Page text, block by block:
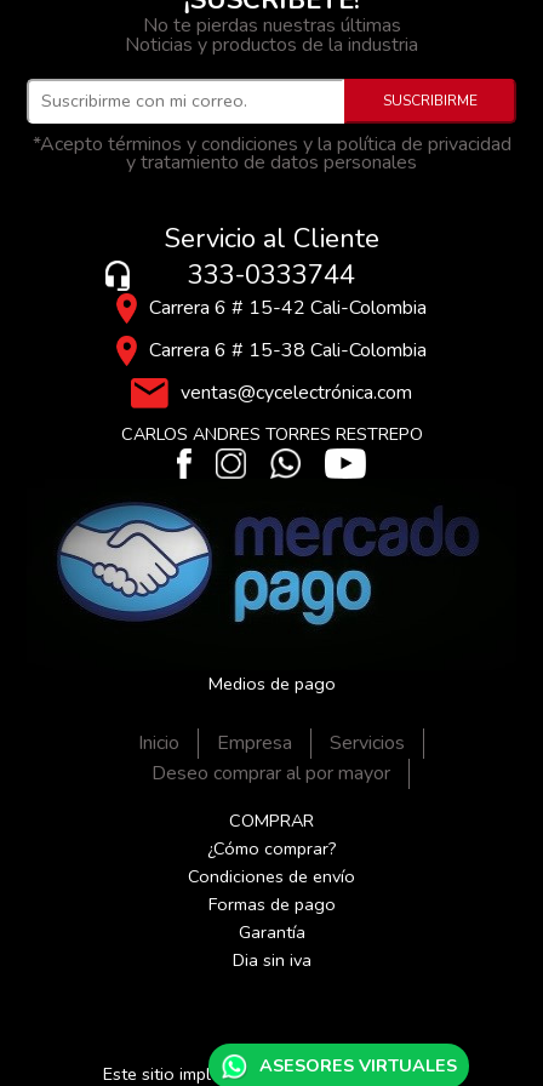
No te pierdas nuestras últimas
Noticias y productos de la industria
*Acepto términos y condiciones y la política de privacidad
y tratamiento de datos personales
Servicio al Cliente
333-0333744
Carrera 6 # 15-42 Cali-Colombia
Carrera 6 # 15-38 Cali-Colombia
ventas@cycelectrónica.com
CARLOS ANDRES TORRES RESTREPO
Medios de pago
Inicio Empresa
Servicios
Deseo comprar al por mayor
COMPRAR
¿Cómo comprar?
Condiciones de envío
Formas de pago
Garantía
Dia sin iva
ASESORES VIRTUALES
Este sitio implementa google tag manager.